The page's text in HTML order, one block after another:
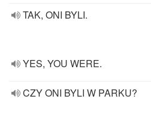
TAK, ONI BYLI.
YES, YOU WERE.
CZY ONI BYLI W PARKU?